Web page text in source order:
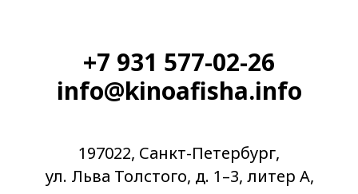
+7 931 577-02-26
info@kinoafisha.info
197022, Санкт-Петербург,
ул. Льва Толстого, д. 1–3, литер А,